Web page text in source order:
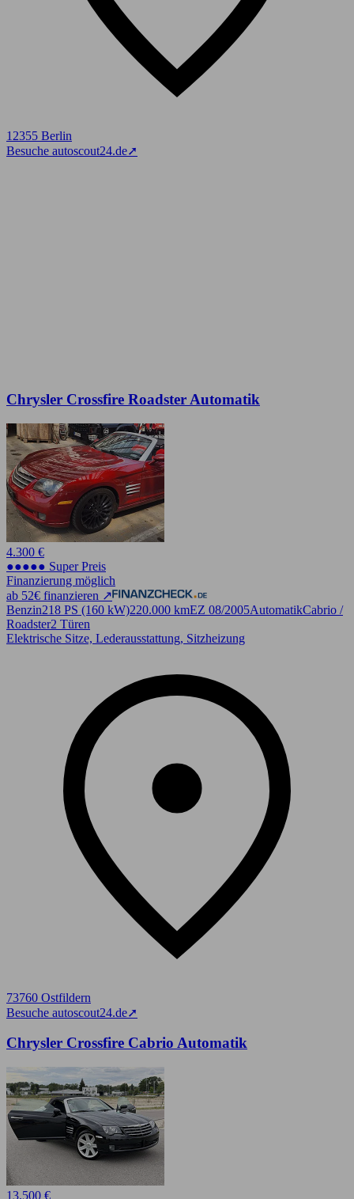
12355 Berlin
Besuche autoscout24.de➚
Chrysler Crossfire Roadster Automatik
4.300 €
●●●●● Super Preis
Finanzierung möglich
ab 52€ finanzieren ↗
Benzin218 PS (160 kW)220.000 kmEZ 08/2005AutomatikCabrio /
Roadster2 Türen
Elektrische Sitze, Lederausstattung, Sitzheizung
73760 Ostfildern
Besuche autoscout24.de➚
Chrysler Crossfire Cabrio Automatik
13.500 €